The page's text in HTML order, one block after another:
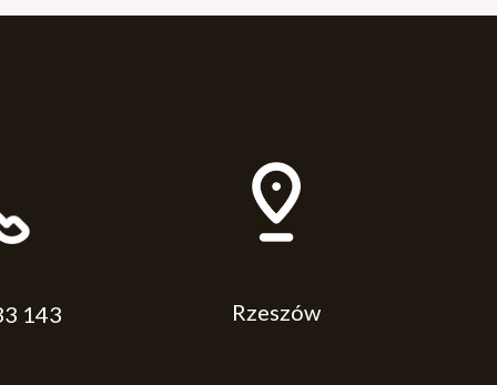
143 Rzeszów